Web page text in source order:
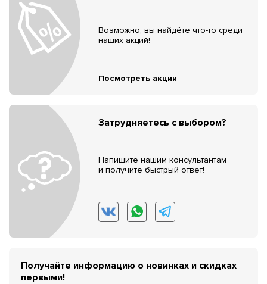
Возможно, вы найдёте что-то среди
наших акций!
Посмотреть акции
Затрудняетесь с выбором?
Напишите нашим консультантам
и получите быстрый ответ!
Получайте информацию о новинках и скидках
первыми!